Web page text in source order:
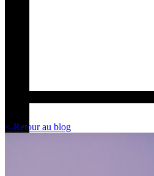
<-Retour au blog